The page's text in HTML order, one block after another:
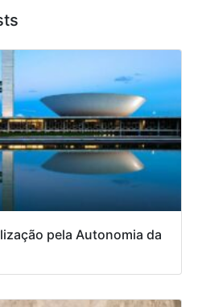
pela Autonomia da